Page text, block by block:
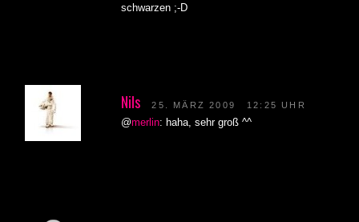
schwarzen ;-D
Nils 25. MÄRZ 2009 12:25 UHR
@merlin: haha, sehr groß ^^